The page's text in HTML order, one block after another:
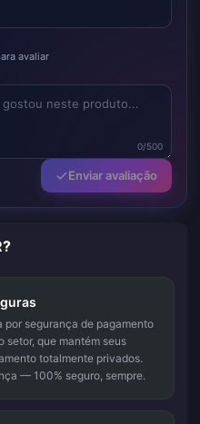
avaliar
0/500
Enviar avaliação
por segurança de pagamento
setor, que mantém seus
totalmente privados.
— 100% seguro, sempre.